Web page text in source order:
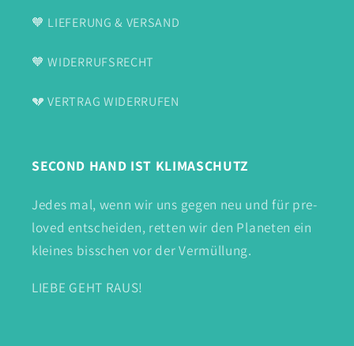
🧡 LIEFERUNG & VERSAND
🧡 WIDERRUFSRECHT
💔 VERTRAG WIDERRUFEN
SECOND HAND IST KLIMASCHUTZ
Jedes mal, wenn wir uns gegen neu und für pre-
loved entscheiden, retten wir den Planeten ein
kleines bisschen vor der Vermüllung.
LIEBE GEHT RAUS!